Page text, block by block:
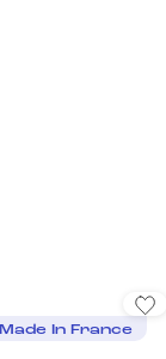
Made In France